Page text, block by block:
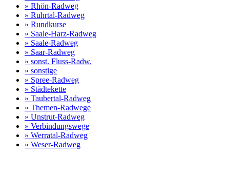
» Rhön-Radweg
» Ruhrtal-Radweg
» Rundkurse
» Saale-Harz-Radweg
» Saale-Radweg
» Saar-Radweg
» sonst. Fluss-Radw.
» sonstige
» Spree-Radweg
» Städtekette
» Taubertal-Radweg
» Themen-Radwege
» Unstrut-Radweg
» Verbindungswege
» Werratal-Radweg
» Weser-Radweg